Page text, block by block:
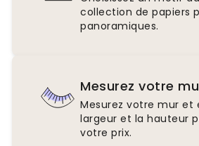
collection de papiers
panoramiques.
Mesurez votre
Mesurez votre mur et
largeur et la hauteur
votre prix.